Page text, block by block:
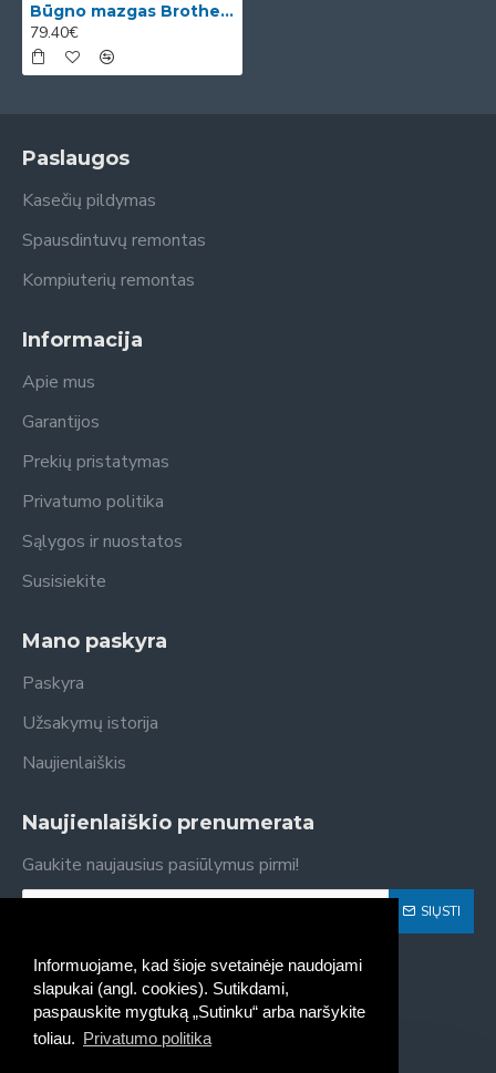
Informuojame, kad šioje svetainėje naudojami
slapukai (angl. cookies). Sutikdami,
paspauskite mygtuką „Sutinku“ arba naršykite
toliau. Privatumo politika
Būgno mazgas Brother DR-2100 (DR2100) OEM
79.40€
Paslaugos
Kasečių pildymas
Spausdintuvų remontas
Kompiuterių remontas
Informacija
Apie mus
Garantijos
Prekių pristatymas
Privatumo politika
Sąlygos ir nuostatos
Susisiekite
Mano paskyra
Paskyra
Užsakymų istorija
Naujienlaiškis
Naujienlaiškio prenumerata
Gaukite naujausius pasiūlymus pirmi!
SIŲSTI
Susipažinau ir sutinku su Privatumo politika